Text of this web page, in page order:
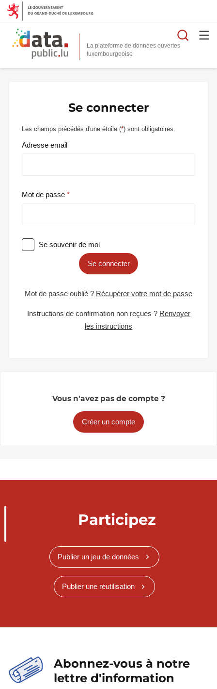
La plateforme de données ouvertes
Se connecter
Les champs précédés d'une étoile (*) sont obligatoires.
Adresse email
Mot de passe
Se souvenir de moi
Se connecter
Mot de passe oublié ? Récupérer votre mot de passe
Instructions de confirmation non reçues ? Renvoyer
les instructions
Vous n'avez pas de compte ?
Créer un compte
Participez
Publier un jeu de données
Publier une réutilisation
Abonnez-vous à notre
lettre d'information